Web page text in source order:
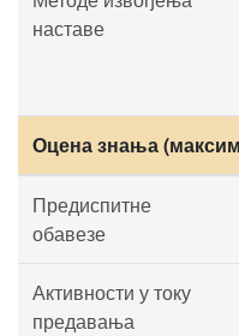
наставе
Оцена знања
Предиспитне
обавезе
Активности у току
предавања